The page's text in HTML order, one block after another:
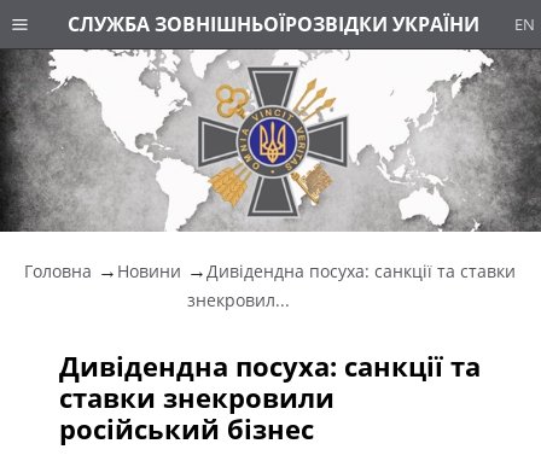
СЛУЖБА ЗОВНІШНЬОЇРОЗВІДКИ УКРАЇНИ EN
Головна Новини
Дивідендна посуха: санкції та ставки
знекровил...
Дивідендна посуха: санкції та
ставки знекровили
російський бізнес